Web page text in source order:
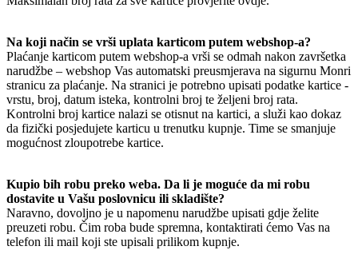
Na koji način se vrši uplata karticom putem webshop-a?
Plaćanje karticom putem webshop-a vrši se odmah nakon završetka
narudžbe – webshop Vas automatski preusmjerava na sigurnu Monri
stranicu za plaćanje. Na stranici je potrebno upisati podatke kartice -
vrstu, broj, datum isteka, kontrolni broj te željeni broj rata.
Kontrolni broj kartice nalazi se otisnut na kartici, a služi kao dokaz
da fizički posjedujete karticu u trenutku kupnje. Time se smanjuje
mogućnost zloupotrebe kartice.
Kupio bih robu preko weba. Da li je moguće da mi robu
dostavite u Vašu poslovnicu ili skladište?
Naravno, dovoljno je u napomenu narudžbe upisati gdje želite
preuzeti robu. Čim roba bude spremna, kontaktirati ćemo Vas na
telefon ili mail koji ste upisali prilikom kupnje.